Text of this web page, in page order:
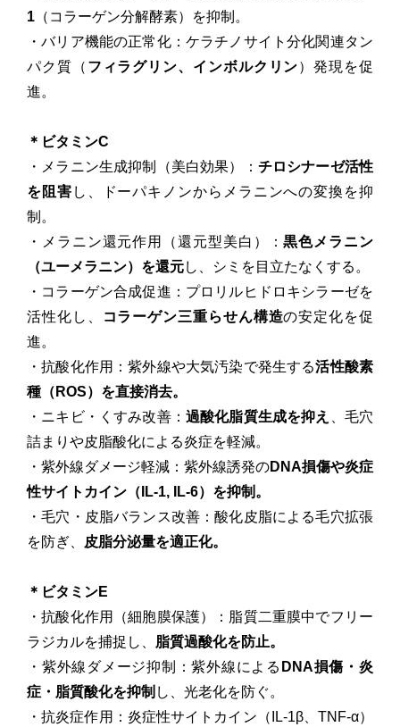
1 （コラーゲン分解酵素）を抑制。
・バリア機能の正常化：ケラチノサイト分化関連タン
パク質（ フィラグリン、インボルクリン）発現を促
進。
＊ビタミンC
・メラニン生成抑制（美白効果）： チロシナーゼ活性
を阻害 し、ドーパキノンからメラニンへの変換を抑
制。
・メラニン還元作用（還元型美白）：黒色メラニン
（ユーメラニン）を還元し、シミを目立たなくする。
・コラーゲン合成促進：プロリルヒドロキシラーゼを
活性化し、
コラーゲン三重らせん構造の安定化を促
進。
・抗酸化作用：紫外線や大気汚染で発生する活性酸素
種（ROS）を直接消去。
・ニキビ・くすみ改善： 過酸化脂質生成を抑え
、毛穴
詰まりや皮脂酸化による炎症を軽減。
・紫外線ダメージ軽減：紫外線誘発のDNA損傷や炎症
性サイトカイン（IL-1, IL-6）を抑制。
・毛穴・皮脂バランス改善：酸化皮脂による毛穴拡張
を防ぎ、
皮脂分泌量を適正化。
＊ビタミンE
・抗酸化作用（細胞膜保護）：脂質二重膜中でフリー
ラジカルを捕捉し、 脂質過酸化を防止。
・紫外線ダメージ抑制：紫外線による DNA損傷・炎
症・脂質酸化を抑制 し、光老化を防ぐ。
・抗炎症作用：炎症性サイトカイン（IL-1β、TNF-α）